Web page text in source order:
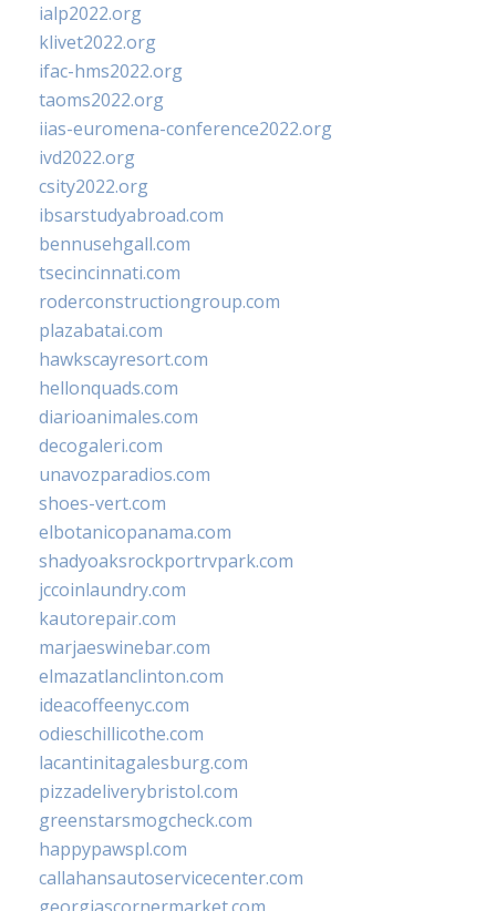
ialp2022.org
klivet2022.org
ifac-hms2022.org
taoms2022.org
iias-euromena-conference2022.org
ivd2022.org
csity2022.org
ibsarstudyabroad.com
bennusehgall.com
tsecincinnati.com
roderconstructiongroup.com
plazabatai.com
hawkscayresort.com
hellonquads.com
diarioanimales.com
decogaleri.com
unavozparadios.com
shoes-vert.com
elbotanicopanama.com
shadyoaksrockportrvpark.com
jccoinlaundry.com
kautorepair.com
marjaeswinebar.com
elmazatlanclinton.com
ideacoffeenyc.com
odieschillicothe.com
lacantinitagalesburg.com
pizzadeliverybristol.com
greenstarsmogcheck.com
happypawspl.com
callahansautoservicecenter.com